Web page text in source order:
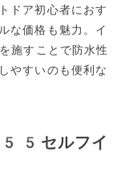
ドア初心者におす
な価格も魅力。イ
施すことで防水性
やすいのも便利な
セルフイ